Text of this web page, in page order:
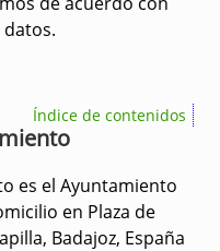
Índice de contenidos
es el Ayuntamiento
en Plaza de
Badajoz, España